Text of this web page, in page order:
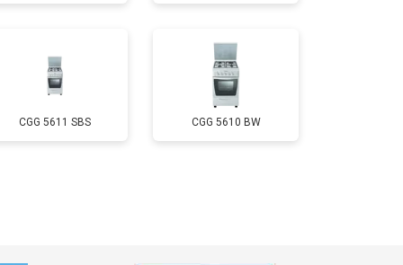
CGG 5611 SBS CGG 5610 BW